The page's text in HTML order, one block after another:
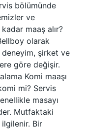
bölümünde
ve
maaş alır?
olarak
deneyim, şirket ve
göre değişir.
Komi maaşı
mi? Servis
masayı
Mutfaktaki
ilgilenir. Bir